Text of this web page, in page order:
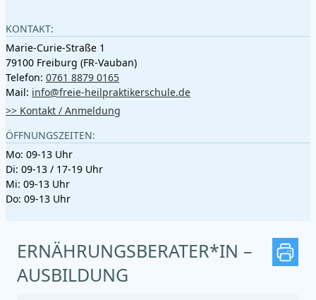
KONTAKT:
Marie-Curie-Straße 1
79100 Freiburg (FR-Vauban)
Telefon: 0761 8879 0165
Mail: info@freie-heilpraktikerschule.de
>> Kontakt / Anmeldung
ÖFFNUNGSZEITEN:
Mo: 09-13 Uhr
Di: 09-13 / 17-19 Uhr
Mi: 09-13 Uhr
Do: 09-13 Uhr
ERNÄHRUNGSBERATER*IN –
AUSBILDUNG